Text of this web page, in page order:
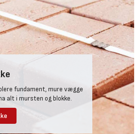
fundament, mure vægge
alt i mursten og blokke.